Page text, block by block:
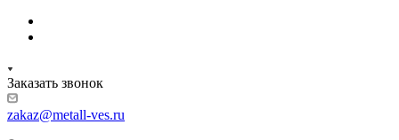
Заказать звонок
zakaz@metall-ves.ru